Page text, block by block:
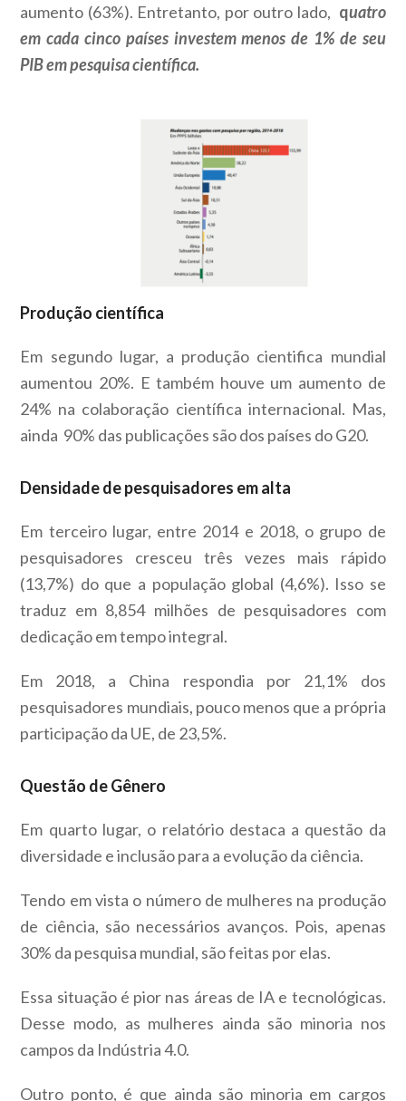
aumento (63%). Entretanto, por outro lado, quatro
em cada cinco países investem menos de 1% de seu
PIB em pesquisa científica.
Produção científica
Em segundo lugar, a produção cientifica mundial
aumentou 20%. E também houve um aumento de
24% na colaboração científica internacional. Mas,
ainda 90% das publicações são dos países do G20.
Densidade de pesquisadores em alta
Em terceiro lugar, entre 2014 e 2018, o grupo de
pesquisadores cresceu três vezes mais rápido
(13,7%) do que a população global (4,6%). Isso se
traduz em 8,854 milhões de pesquisadores com
dedicação em tempo integral.
Em 2018, a China respondia por 21,1% dos
pesquisadores mundiais, pouco menos que a própria
participação da UE, de 23,5%.
Questão de Gênero
Em quarto lugar, o relatório destaca a questão da
diversidade e inclusão para a evolução da ciência.
Tendo em vista o número de mulheres na produção
de ciência, são necessários avanços. Pois, apenas
30% da pesquisa mundial, são feitas por elas.
Essa situação é pior nas áreas de IA e tecnológicas.
Desse modo, as mulheres ainda são minoria nos
campos da Indústria 4.0.
Outro ponto, é que ainda são minoria em cargos